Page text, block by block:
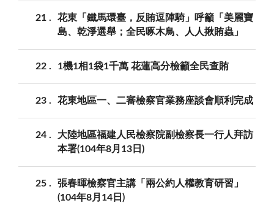
21
花東「鐵馬環臺，反賄逗陣騎」呼籲「美麗寶
島、乾淨選舉；全民啄木鳥、人人揪賄蟲」
22 1機1相1袋1千萬 花蓮高分檢籲全民查賄
23 花東地區一、二審檢察官業務座談會順利完成
24
大陸地區福建人民檢察院副檢察長一行人拜訪
本署(104年8月13日)
25
張春暉檢察官主講「兩公約人權教育研習」
(104年8月14日)